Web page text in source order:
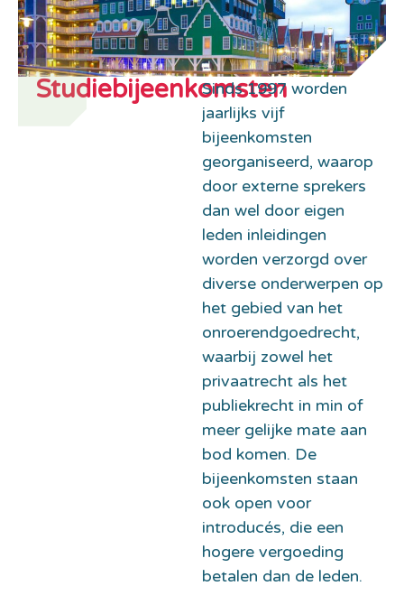
Studiebijeenkomsten
Sinds 1997 worden
jaarlijks vijf
bijeenkomsten
georganiseerd, waarop
door externe sprekers
dan wel door eigen
leden inleidingen
worden verzorgd over
diverse onderwerpen op
het gebied van het
onroerendgoedrecht,
waarbij zowel het
privaatrecht als het
publiekrecht in min of
meer gelijke mate aan
bod komen. De
bijeenkomsten staan
ook open voor
introducés, die een
hogere vergoeding
betalen dan de leden.